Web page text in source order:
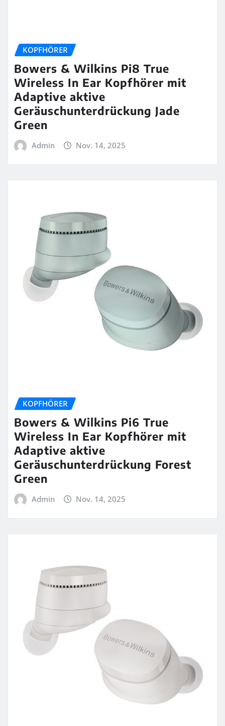
KOPFHÖRER
Bowers & Wilkins Pi8 True
Wireless In Ear Kopfhörer mit
Adaptive aktive
Geräuschunterdrückung Jade
Green
Admin Nov. 14, 2025
KOPFHÖRER
Bowers & Wilkins Pi6 True
Wireless In Ear Kopfhörer mit
Adaptive aktive
Geräuschunterdrückung Forest
Green
Admin Nov. 14, 2025